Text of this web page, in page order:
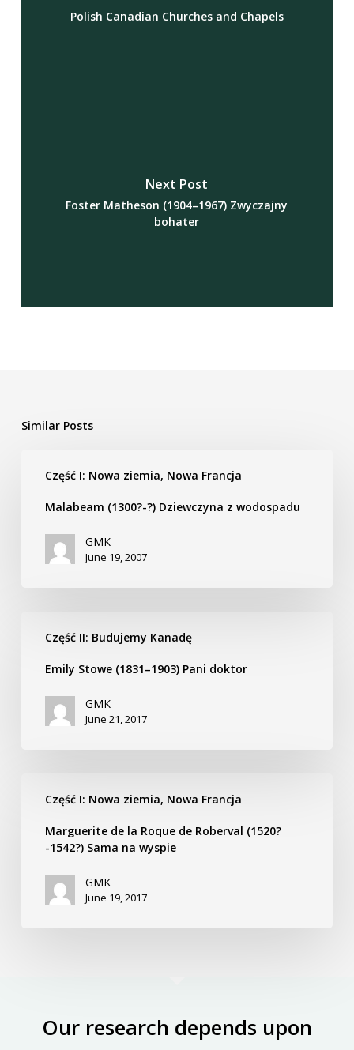
Polish Canadian Churches and Chapels
Next Post
Foster Matheson (1904–1967) Zwyczajny
bohater
Similar Posts
Część I: Nowa ziemia, Nowa Francja
(1300?
wodospadu
Malabeam (1300?-?) Dziewczyna z wodospadu
GMK
June 19, 2007
Część II: Budujemy Kanadę
Stowe
(1831–
doktor
Emily Stowe (1831–1903) Pani doktor
GMK
June 21, 2017
Część I: Nowa ziemia, Nowa Francja
Roque
Roberval
(1520?
Marguerite de la Roque de Roberval (1520?
-1542?) Sama na wyspie
GMK
June 19, 2017
Our research depends upon